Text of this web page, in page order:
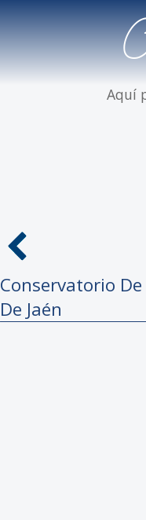
Aquí
Conservatorio
De Jaén